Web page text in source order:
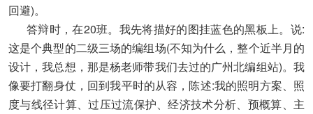
回避)。
答辩时，在20班。我先将描好的图挂蓝色的黑板上。说:
这是个典型的二级三场的编组场(不知为什么，整个近半月的
设计，我总想，那是杨老师带我们去过的广州北编组站)。我
像要打翻身仗，回到我平时的从容，陈述:我的照明方案、照
度与线径计算、过压过流保护、经济技术分析、预概算、主